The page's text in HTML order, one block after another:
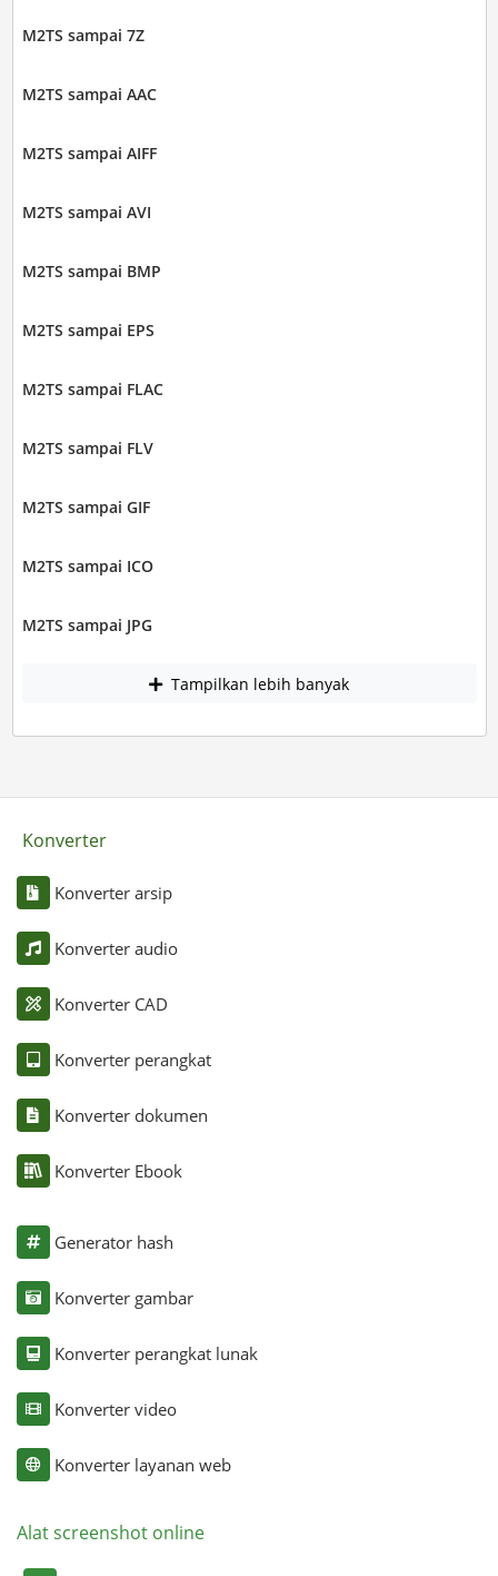
M2TS sampai 7Z
M2TS sampai AAC
M2TS sampai AIFF
M2TS sampai AVI
M2TS sampai BMP
M2TS sampai EPS
M2TS sampai FLAC
M2TS sampai FLV
M2TS sampai GIF
M2TS sampai ICO
M2TS sampai JPG
Tampilkan lebih banyak
Konverter
Konverter arsip
Konverter audio
Konverter CAD
Konverter perangkat
Konverter dokumen
Konverter Ebook
Generator hash
Konverter gambar
Konverter perangkat lunak
Konverter video
Konverter layanan web
Alat screenshot online